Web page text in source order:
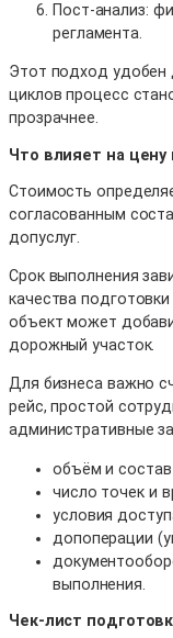
Пост-анализ:
регламента.
Этот подход удобен
циклов процесс
прозрачнее.
Что влияет на цену
Стоимость
согласованным
допуслуг.
Срок выполнения
качества
объект может
дорожный участок.
Для бизнеса важно
рейс, простой
административные
объём и состав
число точек и
условия
допоперации
выполнения.
Чек-лист